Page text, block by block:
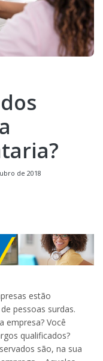
de 2018
estão
pessoas surdas.
empresa? Você
qualificados?
são, na sua